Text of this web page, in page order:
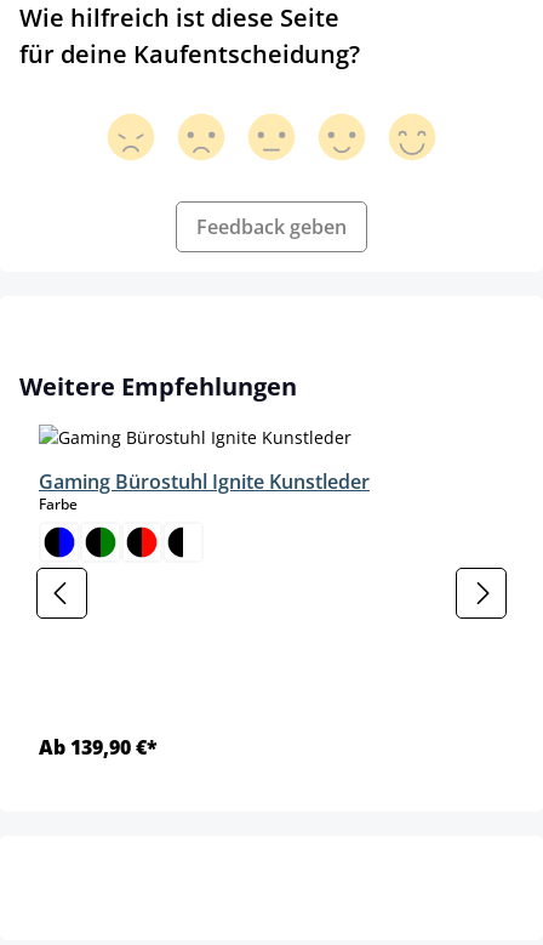
Wie hilfreich ist diese Seite
für deine Kaufentscheidung?
Feedback geben
Produktgalerie überspringen
Weitere Empfehlungen
Gaming Bürostuhl Ignite Kunstleder
Farbeauswählen
Ab 139,90 €*